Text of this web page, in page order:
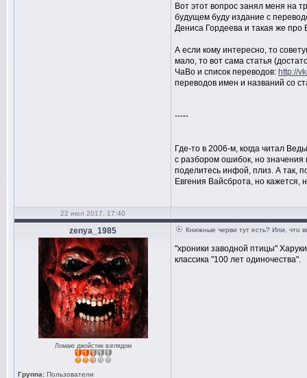
Вот этот вопрос занял меня на
будущем буду издание с
Дениса Гордеева и такая же про
А если кому интересно, то
мало, то вот сама статья
ЧаВо и список переводов: http://
переводов имен и названий со
-----
Где-то в 2006-м, когда читал
с разбором ошибок, но значения
поделитесь инфой, плиз. А так,
Евгения Вайсброта, но кажется,
22 июл 2017, 17:40
zenya_1985
Ломаю джойстик взглядом
Группа: Пользователи
Книжные черви тут есть? Или, что
"хроники заводной птицы"
классика "100 лет одиночества".